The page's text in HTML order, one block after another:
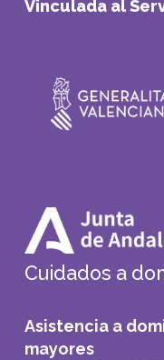
Vinculada al
Cuidados a
Asistencia a
mayores